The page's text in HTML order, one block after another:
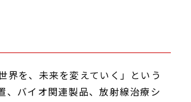
を、未来を変えていく」という
、バイオ関連製品、放射線治療シ